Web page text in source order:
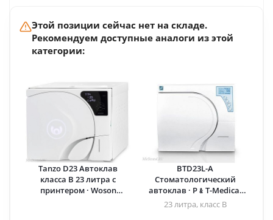
Этой позиции сейчас нет на складе.
Рекомендуем доступные аналоги из этой
категории:
Tanzo D23 Автоклав
класса B 23 литра с
принтером · Woson
BTD23L-A
Стоматологический
автоклав · P﹠T-Medical
(Китай)
23 литра, класс B